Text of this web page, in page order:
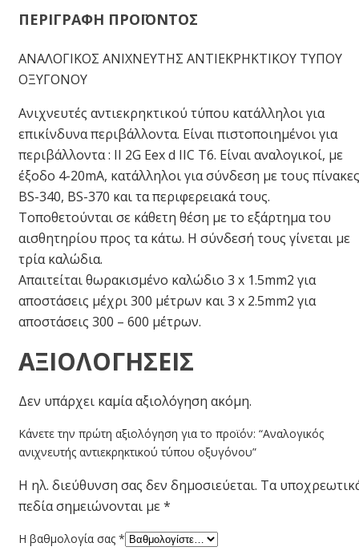
ΠΕΡΙΓΡΑΦΗ ΠΡΟΪΟΝΤΟΣ
ΑΝΑΛΟΓΙΚΟΣ ΑΝΙΧΝΕΥΤΗΣ ΑΝΤΙΕΚΡΗΚΤΙΚΟΥ ΤΥΠΟΥ
ΟΞΥΓΟΝΟΥ
Ανιχνευτές αντιεκρηκτικού τύπου κατάλληλοι για
επικίνδυνα περιβάλλοντα. Είναι πιστοποιημένοι για
περιβάλλοντα : II 2G Eex d IIC T6. Είναι αναλογικοί, με
έξοδο 4-20mΑ, κατάλληλοι για σύνδεση με τους πίνακες
BS-340, BS-370 και τα περιφερειακά τους.
Τοποθετούνται σε κάθετη θέση με το εξάρτημα του
αισθητηρίου προς τα κάτω. Η σύνδεσή τους γίνεται με
τρία καλώδια.
Απαιτείται θωρακισμένο καλώδιο 3 x 1.5mm2 για
αποστάσεις μέχρι 300 μέτρων και 3 x 2.5mm2 για
αποστάσεις 300 – 600 μέτρων.
ΑΞΙΟΛΟΓΉΣΕΙΣ
Δεν υπάρχει καμία αξιολόγηση ακόμη.
Κάνετε την πρώτη αξιολόγηση για το προϊόν: “Αναλογικός
ανιχνευτής αντιεκρηκτικού τύπου οξυγόνου”
Η ηλ. διεύθυνση σας δεν δημοσιεύεται. Τα
πεδία σημειώνονται με*
Η βαθμολογία σας *